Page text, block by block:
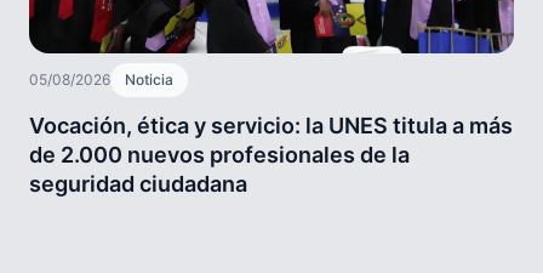
05/08/2026 Noticia
Vocación, ética y servicio: la UNES titula a más
de 2.000 nuevos profesionales de la
seguridad ciudadana